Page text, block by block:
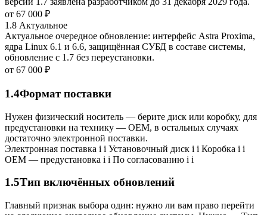
от 67 000 ₽
1.8 Актуальное
Актуальное очередное обновление: интерфейс Astra Proxima,
ядра Linux 6.1 и 6.6, защищённая СУБД в составе системы,
обновление с 1.7 без переустановки.
от 67 000 ₽
1.4Формат поставки
Нужен физический носитель — берите диск или коробку, для
предустановки на технику — OEM, в остальных случаях
достаточно электронной поставки.
Электронная поставка i i Установочный диск i i Коробка i i
OEM — предустановка i i По согласованию i i
1.5Тип включённых обновлений
Главный признак выбора один: нужно ли вам право перейти